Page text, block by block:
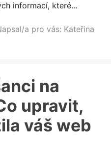
informací, které...
a pro vás: Kateřina
na
upravit,
váš web